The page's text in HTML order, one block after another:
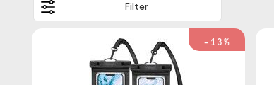
Filter
-13%